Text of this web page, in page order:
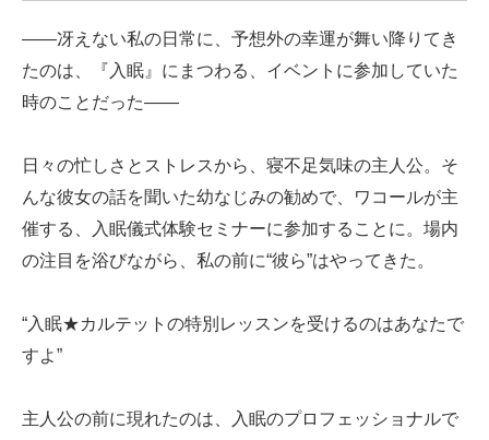
――冴えない私の日常に、予想外の幸運が舞い降りてき
たのは、『入眠』にまつわる、イベントに参加していた
時のことだった――
日々の忙しさとストレスから、寝不足気味の主人公。そ
んな彼女の話を聞いた幼なじみの勧めで、ワコールが主
催する、入眠儀式体験セミナーに参加することに。場内
の注目を浴びながら、私の前に“彼ら”はやってきた。
“入眠★カルテットの特別レッスンを受けるのはあなたで
すよ”
主人公の前に現れたのは、入眠のプロフェッショナルで